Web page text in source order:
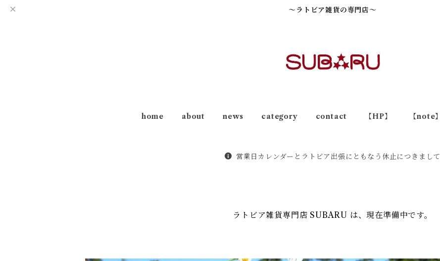
～ラトビア雑貨の専門店～
home about news category contact 【HP】 【note】
営業日カレンダーとラトビア出張にともなう休止につきまして
ラトビア雑貨専門店 SUBARU は、現在準備中です。